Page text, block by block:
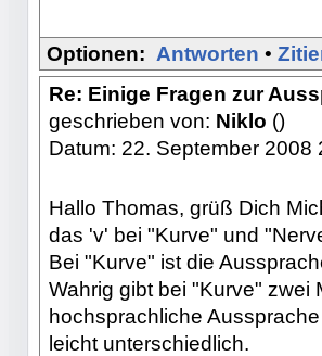
Optionen: Antworten •
Re: Einige Fragen zur
geschrieben von: Niklo ()
Datum: 22. September 2008
Hallo Thomas, grüß Dich
das 'v' bei "Kurve" und
Bei "Kurve" ist die
Wahrig gibt bei "Kurve" zwei
hochsprachliche
leicht unterschiedlich.